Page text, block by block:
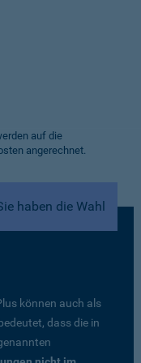
auf die
angerechnet.
haben die Wahl
können auch als
dass die in